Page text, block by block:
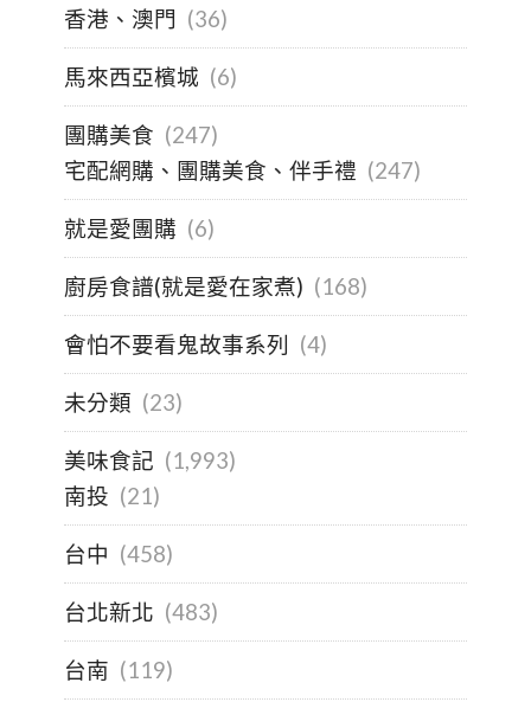
香港、澳門 (36)
馬來西亞檳城 (6)
團購美食 (247)
宅配網購、團購美食、伴手禮 (247)
就是愛團購 (6)
廚房食譜(就是愛在家煮) (168)
會怕不要看鬼故事系列 (4)
未分類 (23)
美味食記 (1,993)
南投 (21)
台中 (458)
台北新北 (483)
台南 (119)